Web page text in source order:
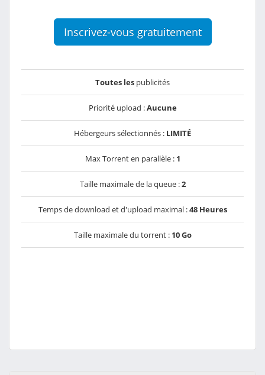
Inscrivez-vous gratuitement
Toutes les publicités
Priorité upload :Aucune
Hébergeurs sélectionnés : LIMITÉ
Max Torrent en parallèle : 1
Taille maximale de la queue :2
Temps de download et d'upload maximal :48 Heures
Taille maximale du torrent : 10 Go